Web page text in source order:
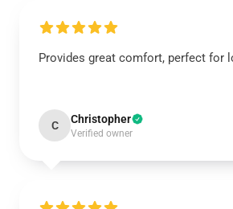
Provides great comfort, perfect for
C Christopher
Verified owner